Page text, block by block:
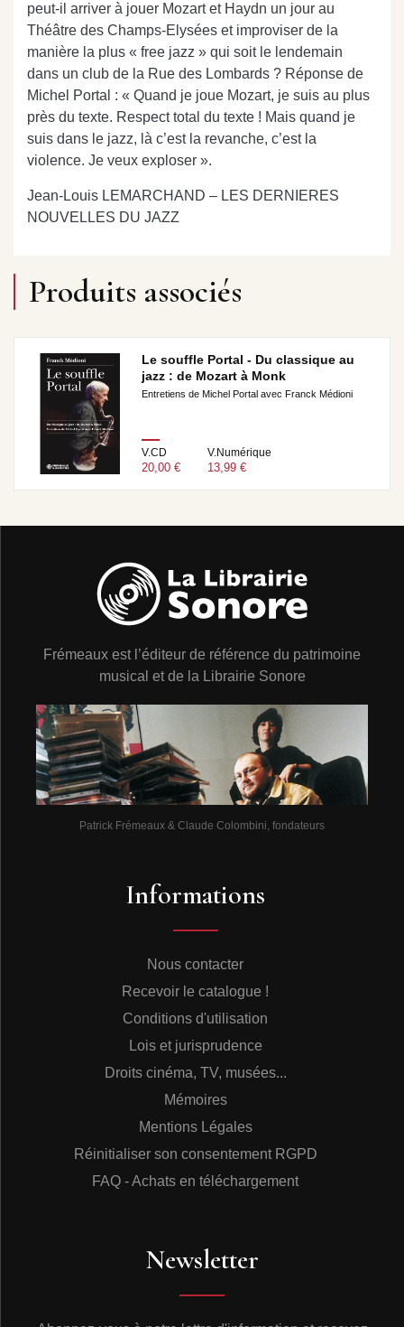
peut-il arriver à jouer Mozart et Haydn un jour au
Théâtre des Champs-Elysées et improviser de la
manière la plus « free jazz » qui soit le lendemain
dans un club de la Rue des Lombards ? Réponse de
Michel Portal : « Quand je joue Mozart, je suis au plus
près du texte. Respect total du texte ! Mais quand je
suis dans le jazz, là c’est la revanche, c’est la
violence. Je veux exploser ».
Jean-Louis LEMARCHAND – LES DERNIERES
NOUVELLES DU JAZZ
Produits associés
Le souffle Portal - Du classique au
jazz : de Mozart à Monk
Entretiens de Michel Portal avec Franck Médioni
V.CD
20,00 €
V.Numérique
13,99 €
Frémeaux est l’éditeur de référence du patrimoine
musical et de la Librairie Sonore
Patrick Frémeaux & Claude Colombini, fondateurs
Informations
Nous contacter
Recevoir le catalogue !
Conditions d'utilisation
Lois et jurisprudence
Droits cinéma, TV, musées...
Mémoires
Mentions Légales
Réinitialiser son consentement RGPD
FAQ - Achats en téléchargement
Newsletter